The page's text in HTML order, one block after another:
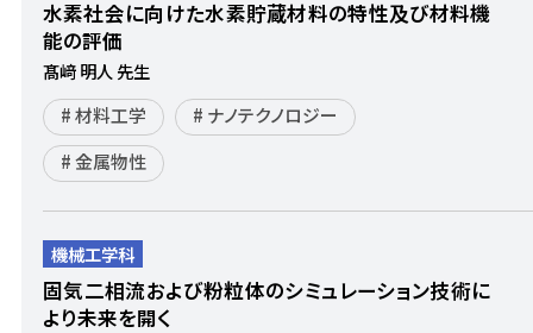
水素社会に向けた水素貯蔵材料の特性及び材料機
能の評価
髙﨑 明人 先生
材料工学
ナノテクノロジー
金属物性
機械工学科
固気二相流および粉粒体のシミュレーション技術に
より未来を開く